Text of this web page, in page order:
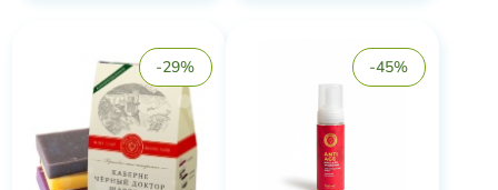
-29% -45%